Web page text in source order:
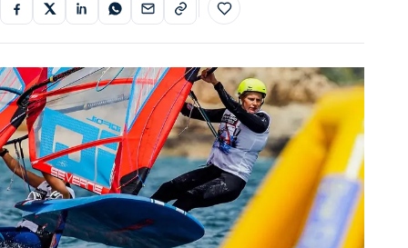
Do ulubionych